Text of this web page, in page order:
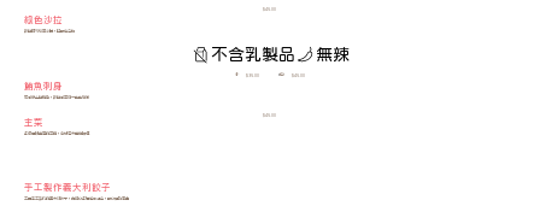
$45.00
綠色沙拉
新鮮時令綠葉沙拉，搭配烤杏仁
小 $35.00 中 $45.00
不含乳製品 無辣
鮪魚刺身
煎香嫩生鮮鮪魚，新鮮香草和一點點辣椒
$45.00
主菜
多樣風味豐富的菜餚，食材每天當地採購
手工製作義大利餃子
工匠手工製作的義大利餃子，內餡以多種起司混合，配以羅勒青醬